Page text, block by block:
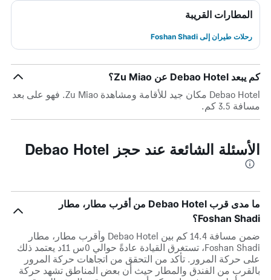
المطارات القريبة
رحلات طيران إلى Foshan Shadi
كم يبعد Debao Hotel عن Zu Miao؟
Debao Hotel مكان جيد للأقامة ومشاهدة Zu Miao. فهو على بعد
مسافة 3.5 كم.
الأسئلة الشائعة عند حجز Debao Hotel
ما مدى قرب Debao Hotel من أقرب مطار، مطار
Foshan Shadi؟
ضمن مسافة 14.4 كم بين Debao Hotel وأقرب مطار، مطار
Foshan Shadi، تستغرق القيادة عادةً حوالي 0س 11د يعتمد ذلك
على حركة المرور. تأكد من التحقق من اتجاهات حركة المرور
بالقرب من الفندق والمطار حيث أن بعض المناطق تشهد حركة